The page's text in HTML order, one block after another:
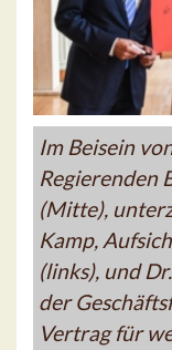
Im Beisein
Regierenden
(Mitte),
Kamp,
(links), und
der
Vertrag für